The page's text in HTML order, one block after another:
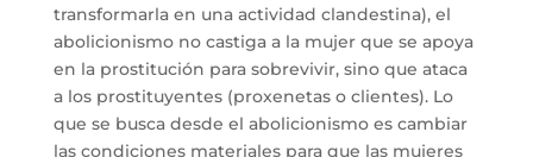
transformarla en una actividad clandestina), el
abolicionismo no castiga a la mujer que se apoya
en la prostitución para sobrevivir, sino que ataca
a los prostituyentes (proxenetas o clientes). Lo
que se busca desde el abolicionismo es cambiar
las condiciones materiales para que las mujeres